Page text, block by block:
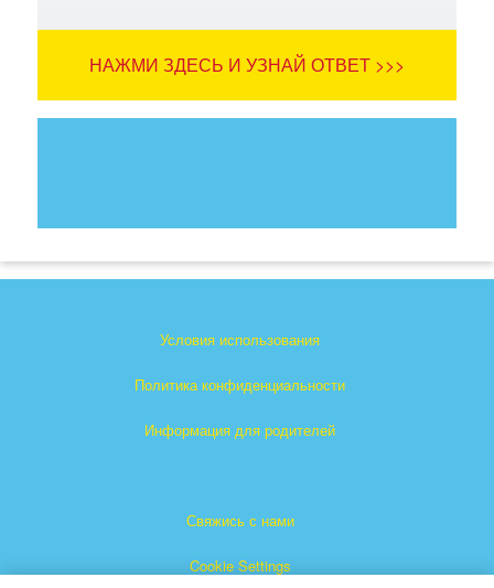
НАЖМИ ЗДЕСЬ И УЗНАЙ ОТВЕТ >>>
Условия использования
Политика конфиденциальности
Информация для родителей
Свяжись с нами
Cookie Settings